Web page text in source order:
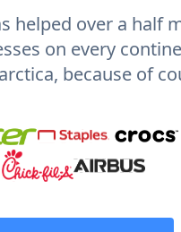
helped over a half
on every
because of